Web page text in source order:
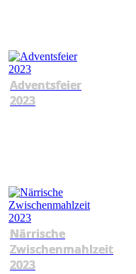
Adventsfeier
2023
Närrische
Zwischenmahlzeit
2023